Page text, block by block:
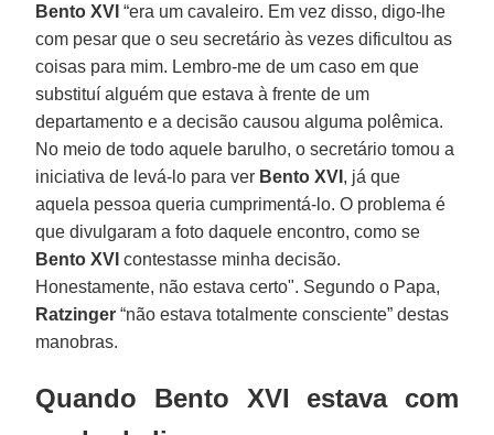
Bento XVI “era um cavaleiro. Em vez disso, digo-lhe
com pesar que o seu secretário às vezes dificultou as
coisas para mim. Lembro-me de um caso em que
substituí alguém que estava à frente de um
departamento e a decisão causou alguma polêmica.
No meio de todo aquele barulho, o secretário tomou a
iniciativa de levá-lo para ver Bento XVI , já que
aquela pessoa queria cumprimentá-lo. O problema é
que divulgaram a foto daquele encontro, como se
Bento XVI contestasse minha decisão.
Honestamente, não estava certo". Segundo o Papa,
Ratzinger “não estava totalmente consciente” destas
manobras.
Quando Bento XVI estava com